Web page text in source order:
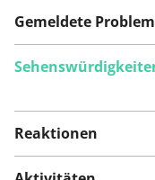
Gemeldete
Auf Karte
Reaktionen